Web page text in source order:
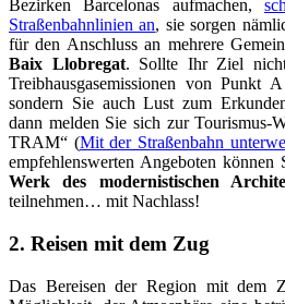
Bezirken Barcelonas aufmachen,
Straßenbahnlinien an, sie sorgen
für den Anschluss an mehrere
Baix Llobregat. Sollte Ihr Ziel
Treibhausgasemissionen von Punkt
sondern Sie auch Lust zum
dann melden Sie sich zur Tourismus-
TRAM“ (Mit der Straßenbahn
empfehlenswerten Angeboten können
Werk des modernistischen
teilnehmen… mit Nachlass!
2. Reisen mit dem Zug
Das Bereisen der Region mit dem